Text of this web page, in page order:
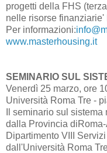
progetti della FHS
nelle risorse
Per informazioni:
www.masterhousing.it
SEMINARIO SUL
Venerdì 25 marzo, ore
Università Roma Tre -
Il seminario sul
dalla Provincia
Dipartimento VIII
dall'Università Roma